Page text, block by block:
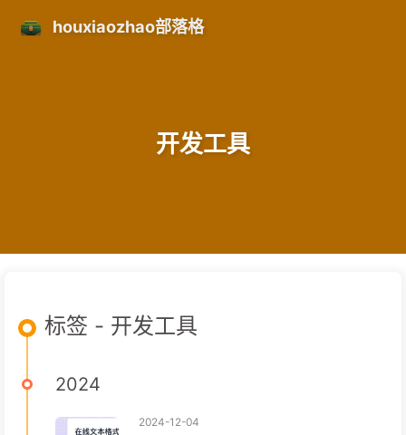
houxiaozhao部落格
开发工具
标签 - 开发工具
2024
2024-12-04